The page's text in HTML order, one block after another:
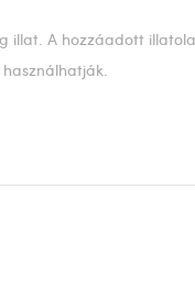
illat. A hozzáadott